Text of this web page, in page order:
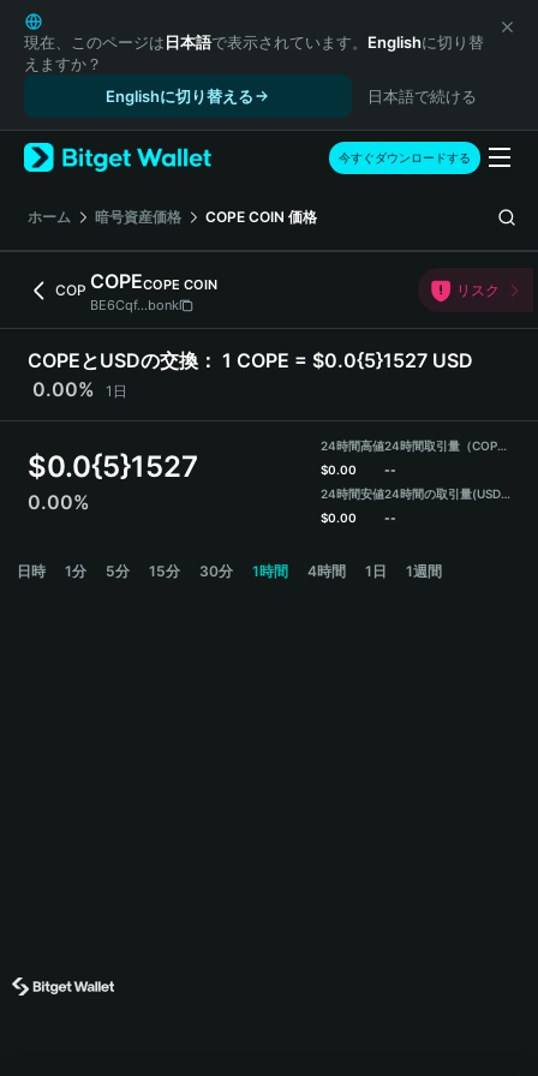
English
日本語
Tiếng Việt
Español (Latinoamérica)
Türkçe
Français
Deutsch
繁體中文
Português (Portugal)
Bahasa Indonesia
ภาษาไทย
हिन्दी
Español
Português (Brasil)
現在、このページは日本語で表示されています。 Englishに切り替
えますか？
Englishに切り替える
日本語で続ける
今すぐダウンロードする
ホーム 暗号資産価格 COPE COIN 価格
COP COPECOPE COIN
BE6Cqf...bonk
リスク
COPEとUSDの交換： 1 COPE = $0.0{5}1527 USD
0.00%
1日
$0.0{5}1527
0.00%
24時間高値
$0.00
24時間安値
$0.00
24時間取引量（COPE）
--
24時間の取引量(USDT)
--
日時 1分 5分 15分 30分 1時間 4時間 1日 1週間